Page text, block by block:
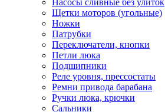
Насосы сливные без улиток
Щетки моторов (угольные)
Ножки
Патрубки
Переключатели, кнопки
Петли люка
Подшипники
Реле уровня, прессостаты
Ремни привода барабана
Ручки люка, крючки
Сальники